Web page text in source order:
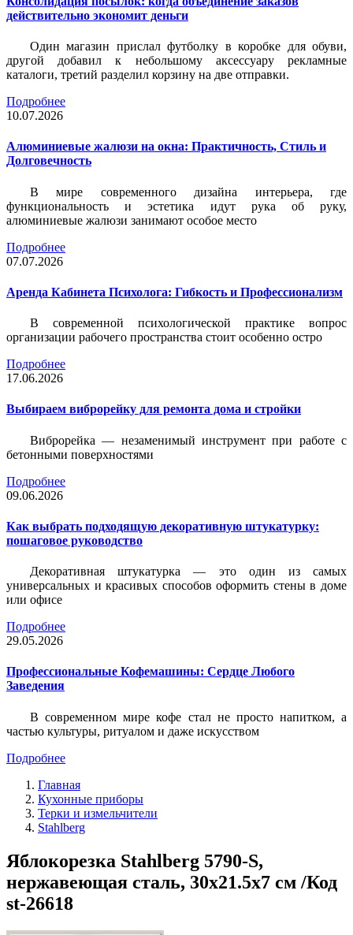
действительно экономит деньги
Один магазин прислал футболку в коробке для обуви,
другой добавил к небольшому аксессуару рекламные
каталоги, третий разделил корзину на две отправки.
Подробнее
10.07.2026
Алюминиевые жалюзи на окна: Практичность, Стиль и
Долговечность
В мире современного дизайна интерьера, где
функциональность и эстетика идут рука об руку,
алюминиевые жалюзи занимают особое место
Подробнее
07.07.2026
Аренда Кабинета Психолога: Гибкость и Профессионализм
В современной психологической практике вопрос
организации рабочего пространства стоит особенно остро
Подробнее
17.06.2026
Выбираем виброрейку для ремонта дома и стройки
Виброрейка — незаменимый инструмент при работе с
бетонными поверхностями
Подробнее
09.06.2026
Как выбрать подходящую декоративную штукатурку:
пошаговое руководство
Декоративная штукатурка — это один из самых
универсальных и красивых способов оформить стены в доме
или офисе
Подробнее
29.05.2026
Профессиональные Кофемашины: Сердце Любого
Заведения
В современном мире кофе стал не просто напитком, а
частью культуры, ритуалом и даже искусством
Подробнее
Главная
Кухонные приборы
Терки и измельчители
Stahlberg
Яблокорезка Stahlberg 5790-S,
нержавеющая сталь, 30х21.5х7 см /Код
st-26618